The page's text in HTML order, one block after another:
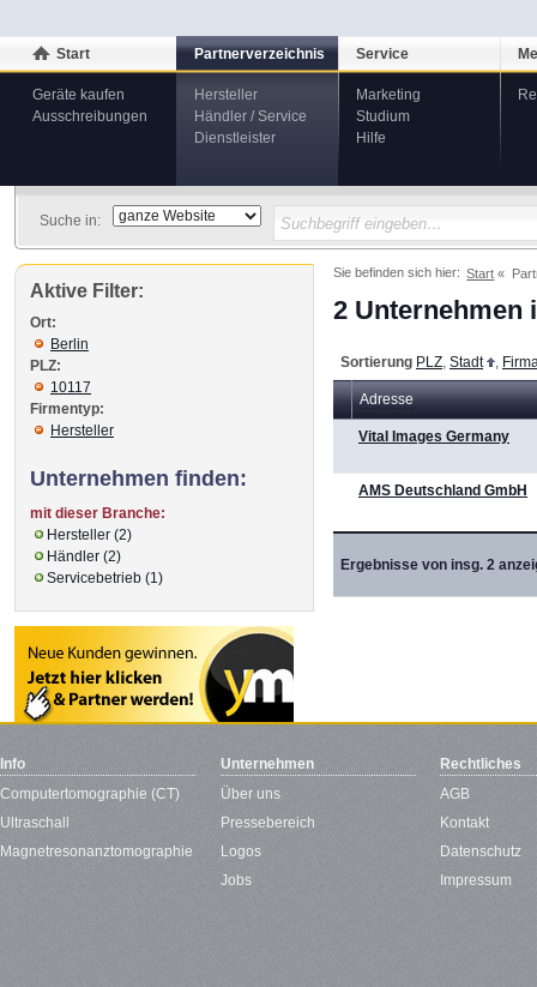
Start
Geräte kaufen
Ausschreibungen
Partnerverzeichnis
Hersteller
Händler / Service
Dienstleister
Service
Marketing
Studium
Hilfe
Suche in:
Sie befinden sich hier: Start
2 Unternehmen
Sortierung PLZ Stadt
Adresse
Ergebnisse von insg. 2
Vital Images Germany
AMS Deutschland GmbH
Aktive Filter:
Ort:
Berlin
PLZ:
10117
Firmentyp:
Hersteller
Unternehmen finden:
mit dieser Branche:
Hersteller (2)
Händler (2)
Servicebetrieb (1)
Info
Computertomographie (CT)
Ultraschall
Magnetresonanztomographie
Unternehmen
Über uns
Pressebereich
Logos
Jobs
Rechtliches
AGB
Kontakt
Datenschutz
Impressum